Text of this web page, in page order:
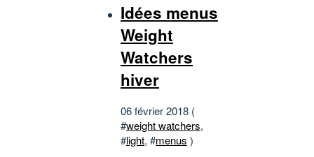
Idées menus
Weight
Watchers
hiver
06 février 2018 (
#weight watchers,
#light, #menus )